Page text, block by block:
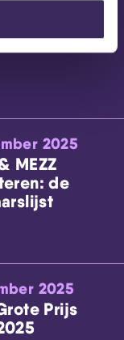
Blog: Ão
2025
MEZZ
de
2025
Prijs